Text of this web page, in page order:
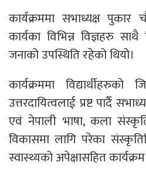
कार्यक्रममा सभाध्यक्ष पुकार
कार्यका विभिन्न विज्ञहरु
जनाको उपस्थिति रहेको थियो।
कार्यक्रममा विद्यार्थीहरुको
उत्तरदायित्वलाई प्रष्ट पार्दै
एवं नेपाली भाषा, कला
विकासमा लागि परेका
स्वास्थ्यको अपेक्षासहित